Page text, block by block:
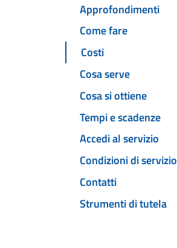
Approfondimenti
Come fare
Costi
Cosa serve
Cosa si ottiene
Tempi e scadenze
Accedi al servizio
Condizioni di servizio
Contatti
Strumenti di tutela